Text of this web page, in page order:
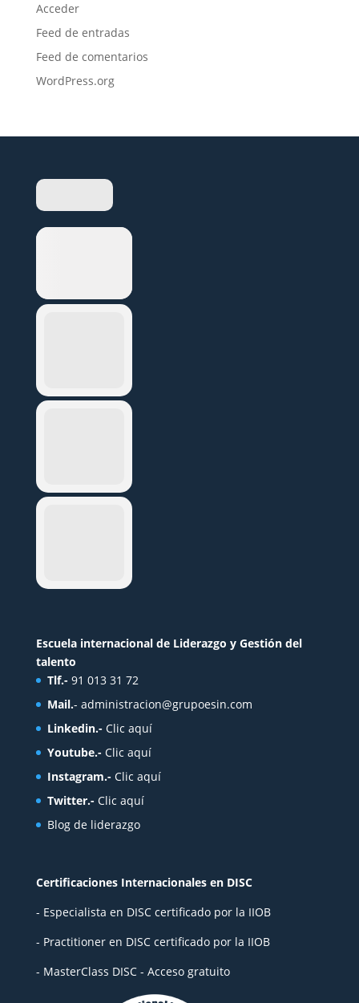
Acceder
Feed de entradas
Feed de comentarios
WordPress.org
Escuela internacional de Liderazgo y Gestión del
talento
Tlf.- 91 013 31 72
Mail.- administracion@grupoesin.com
Linkedin.- Clic aquí
Youtube.- Clic aquí
Instagram.- Clic aquí
Twitter.- Clic aquí
Blog de liderazgo
Certificaciones Internacionales en DISC
- Especialista en DISC certificado por la IIOB
- Practitioner en DISC certificado por la IIOB
- MasterClass DISC - Acceso gratuito